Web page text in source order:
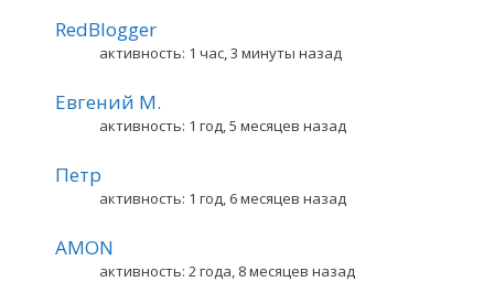
RedBlogger
активность: 1 час, 3 минуты назад
Евгений М.
активность: 1 год, 5 месяцев назад
Петр
активность: 1 год, 6 месяцев назад
AMON
активность: 2 года, 8 месяцев назад